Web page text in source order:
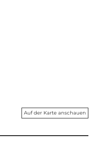
Auf der Karte anschauen